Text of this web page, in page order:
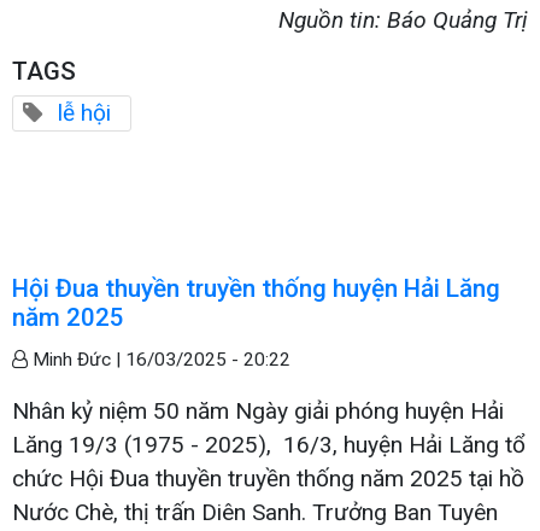
Nguồn tin: Báo Quảng Trị
TAGS
lễ hội
Hội Đua thuyền truyền thống huyện Hải Lăng
năm 2025
Minh Đức | 16/03/2025 - 20:22
Nhân kỷ niệm 50 năm Ngày giải phóng huyện Hải
Lăng 19/3 (1975 - 2025), 16/3, huyện Hải Lăng tổ
chức Hội Đua thuyền truyền thống năm 2025 tại hồ
Nước Chè, thị trấn Diên Sanh. Trưởng Ban Tuyên